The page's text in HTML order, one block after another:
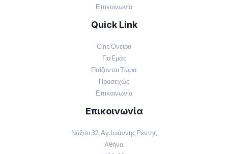
Επικοινωνία
Quick Link
Cine Όνειρο
Για Eμάς
Παίζονται Τώρα
Προσεχώς
Επικοινωνία
Επικοινωνία
Νάξου 32, Αγ.Ιωάννης Ρέντης
Αθήνα